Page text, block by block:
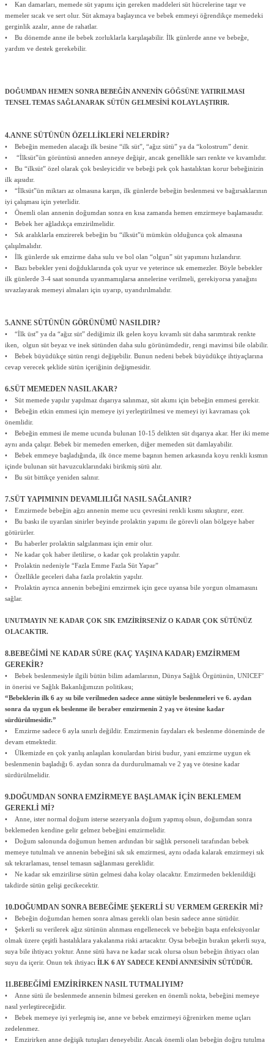
• Kan damarları, memede süt yapımı için gereken maddeleri süt hücrelerine taşır ve
memeler sıcak ve sert olur. Süt akmaya başlayınca ve bebek emmeyi öğrendikçe memedeki
gerginlik azalır, anne de rahatlar.
• Bu dönemde anne ile bebek zorluklarla karşılaşabilir. İlk günlerde anne ve bebeğe,
yardım ve destek gerekebilir.
DOĞUMDAN HEMEN SONRA BEBEĞİN ANNENİN GÖĞSÜNE YATIRILMASI
TENSEL TEMAS SAĞLANARAK SÜTÜN GELMESİNİ KOLAYLAŞTIRIR.
4.ANNE SÜTÜNÜN ÖZELLİKLERİ NELERDİR?
• Bebeğin memeden alacağı ilk besine “ilk süt”, “ağız sütü” ya da “kolostrum” denir.
• “İlksüt”ün görüntüsü anneden anneye değişir, ancak genellikle sarı renkte ve kıvamlıdır.
• Bu “ilksüt” özel olarak çok besleyicidir ve bebeği pek çok hastalıktan korur bebeğinizin
ilk aşısıdır.
• “İlksüt”ün miktarı az olmasına karşın, ilk günlerde bebeğin beslenmesi ve bağırsaklarının
iyi çalışması için yeterlidir.
• Önemli olan annenin doğumdan sonra en kısa zamanda hemen emzirmeye başlamasıdır.
• Bebek her ağladıkça emzirilmelidir.
• Sık aralıklarla emzirerek bebeğin bu “ilksüt”ü mümkün olduğunca çok almasına
çalışılmalıdır.
• İlk günlerde sık emzirme daha sulu ve bol olan “olgun” süt yapımını hızlandırır.
• Bazı bebekler yeni doğduklarında çok uyur ve yeterince sık ememezler. Böyle bebekler
ilk günlerde 3-4 saat sonunda uyanmamışlarsa annelerine verilmeli, gerekiyorsa yanağını
sıvazlayarak memeyi almaları için uyarıp, uyandırılmalıdır.
5.ANNE SÜTÜNÜN GÖRÜNÜMÜ NASILDIR?
• “İlk üst” ya da “ağız süt” dediğimiz ilk gelen koyu kıvamlı süt daha sarımtırak renkte
iken, olgun süt beyaz ve inek sütünden daha sulu görünümdedir, rengi mavimsi bile olabilir.
• Bebek büyüdükçe sütün rengi değişebilir. Bunun nedeni bebek büyüdükçe ihtiyaçlarına
cevap verecek şeklide sütün içeriğinin değişmesidir.
6.SÜT MEMEDEN NASIL AKAR?
• Süt memede yapılır yapılmaz dışarıya salınmaz, süt akımı için bebeğin emmesi gerekir.
• Bebeğin etkin emmesi için memeye iyi yerleştirilmesi ve memeyi iyi kavraması çok
önemlidir.
• Bebeğin emmesi ile meme ucunda bulunan 10-15 delikten süt dışarıya akar. Her iki meme
aynı anda çalışır. Bebek bir memeden emerken, diğer memeden süt damlayabilir.
• Bebek emmeye başladığında, ilk önce meme başının hemen arkasında koyu renkli kısmın
içinde bulunan süt havuzcuklarındaki birikmiş sütü alır.
• Bu süt bittikçe yeniden salınır.
7.SÜT YAPIMININ DEVAMLILIĞI NASIL SAĞLANIR?
• Emzirmede bebeğin ağzı annenin meme ucu çevresini renkli kısmı sıkıştırır, ezer.
• Bu baskı ile uyarılan sinirler beyinde prolaktin yapımı ile görevli olan bölgeye haber
götürürler.
• Bu haberler prolaktin salgılanması için emir olur.
• Ne kadar çok haber iletilirse, o kadar çok prolaktin yapılır.
• Prolaktin nedeniyle “Fazla Emme Fazla Süt Yapar”
• Özellikle geceleri daha fazla prolaktin yapılır.
• Prolaktin ayrıca annenin bebeğini emzirmek için gece uyansa bile yorgun olmamasını
sağlar.
UNUTMAYIN NE KADAR ÇOK SIK EMZİRİRSENİZ O KADAR ÇOK SÜTÜNÜZ
OLACAKTIR.
8.BEBEĞİMİ NE KADAR SÜRE (KAÇ YAŞINA KADAR) EMZİRMEM
GEREKİR?
• Bebek beslenmesiyle ilgili bütün bilim adamlarının, Dünya Sağlık Örgütünün, UNICEF’
in önerisi ve Sağlık Bakanlığımızın politikası;
“Bebeklerin ilk 6 ay su bile verilmeden sadece anne sütüyle beslenmeleri ve 6. aydan
sonra da uygun ek beslenme ile beraber emzirmenin 2 yaş ve ötesine kadar
sürdürülmesidir.”
• Emzirme sadece 6 ayla sınırlı değildir. Emzirmenin faydaları ek beslenme döneminde de
devam etmektedir.
• Ülkemizde en çok yanlış anlaşılan konulardan birisi budur, yani emzirme uygun ek
beslenmenin başladığı 6. aydan sonra da durdurulmamalı ve 2 yaş ve ötesine kadar
sürdürülmelidir.
9.DOĞUMDAN SONRA EMZİRMEYE BAŞLAMAK İÇİN BEKLEMEM
GEREKLİ Mİ?
• Anne, ister normal doğum isterse sezeryanla doğum yapmış olsun, doğumdan sonra
beklemeden kendine gelir gelmez bebeğini emzirmelidir.
• Doğum salonunda doğumun hemen ardından bir sağlık personeli tarafından bebek
memeye tutulmalı ve annenin bebeğini sık sık emzirmesi, aynı odada kalarak emzirmeyi sık
sık tekrarlaması, tensel temasın sağlanması gereklidir.
• Ne kadar sık emzirilirse sütün gelmesi daha kolay olacaktır. Emzirmeden beklenildiği
takdirde sütün gelişi gecikecektir.
10.DOĞUMDAN SONRA BEBEĞİME ŞEKERLİ SU VERMEM GEREKİR Mİ?
• Bebeğin doğumdan hemen sonra alması gerekli olan besin sadece anne sütüdür.
• Şekerli su verilerek ağız sütünün alınması engellenecek ve bebeğin başta enfeksiyonlar
olmak üzere çeşitli hastalıklara yakalanma riski artacaktır. Oysa bebeğin bırakın şekerli suya,
suya bile ihtiyacı yoktur. Anne sütü hava ne kadar sıcak olursa olsun bebeğin ihtiyacı olan
suyu da içerir. Onun tek ihtiyacı İLK 6 AY SADECE KENDİ ANNESİNİN SÜTÜDÜR.
11.BEBEĞİMİ EMZİRİRKEN NASIL TUTMALIYIM?
• Anne sütü ile beslenmede annenin bilmesi gereken en önemli nokta, bebeğini memeye
nasıl yerleştireceğidir.
• Bebek memeye iyi yerleşmiş ise, anne ve bebek emzirmeyi öğrenirken meme uçları
zedelenmez.
• Emzirirken anne değişik tutuşları deneyebilir. Ancak önemli olan bebeğin doğru tutulma